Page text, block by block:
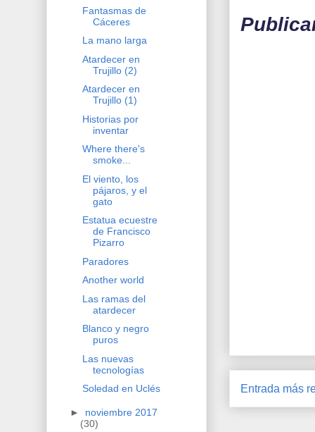
Entrada más
Fantasmas de
Cáceres
La mano larga
Atardecer en
Trujillo (2)
Atardecer en
Trujillo (1)
Historias por
inventar
Where there's
smoke...
El viento, los
pájaros, y el
gato
Estatua ecuestre
de Francisco
Pizarro
Paradores
Another world
Las ramas del
atardecer
Blanco y negro
puros
Las nuevas
tecnologías
Soledad en Uclés
► noviembre 2017
(30)